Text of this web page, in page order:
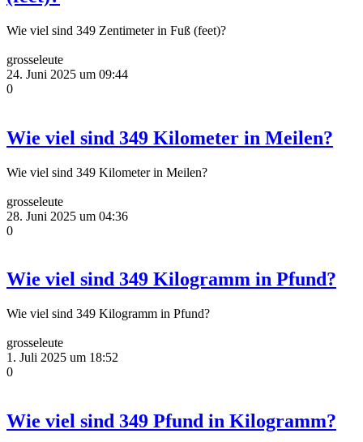
Wie viel sind 349 Zentimeter in Fuß (feet)?
grosseleute
24. Juni 2025 um 09:44
0
Wie viel sind 349 Kilometer in Meilen?
Wie viel sind 349 Kilometer in Meilen?
grosseleute
28. Juni 2025 um 04:36
0
Wie viel sind 349 Kilogramm in Pfund?
Wie viel sind 349 Kilogramm in Pfund?
grosseleute
1. Juli 2025 um 18:52
0
Wie viel sind 349 Pfund in Kilogramm?